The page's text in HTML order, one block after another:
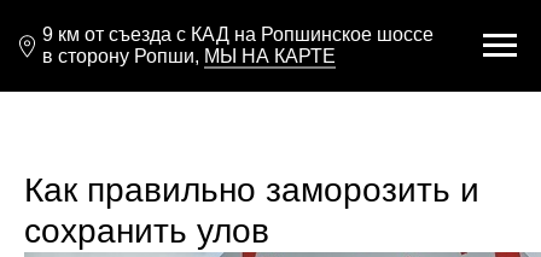
9 км от съезда с КАД на Ропшинское шоссе
в сторону Ропши, МЫ НА КАРТЕ
Как правильно заморозить и
сохранить улов